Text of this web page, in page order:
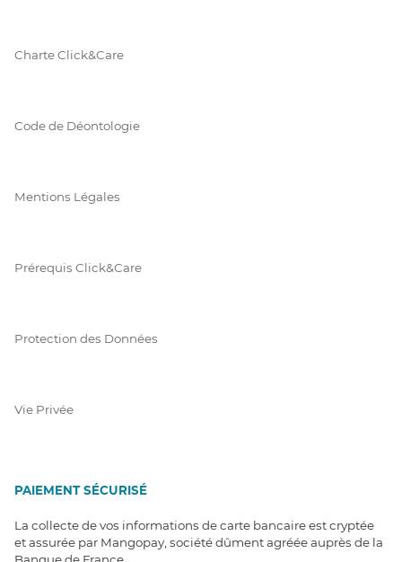
Charte Click&Care
Code de Déontologie
Mentions Légales
Prérequis Click&Care
Protection des Données
Vie Privée
PAIEMENT SÉCURISÉ
La collecte de vos informations de carte bancaire est cryptée
et assurée par Mangopay, société dûment agréée auprès de la